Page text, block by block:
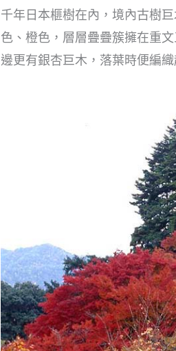
千年日本榧樹在內，境內古樹
色、橙色，層層疊疊簇擁在重
邊更有銀杏巨木，落葉時便編